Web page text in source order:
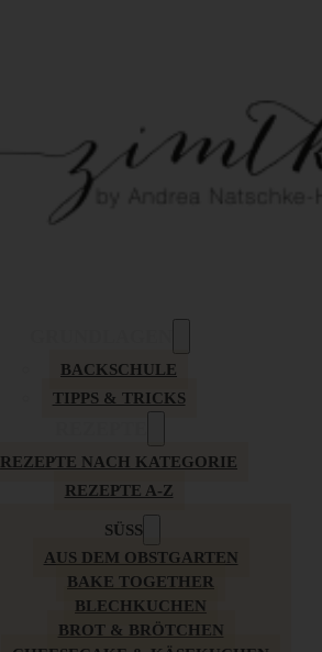
BACKSCHULE
TIPPS & TRICKS
REZEPTE NACH KATEGORIE
REZEPTE A-Z
SÜSS
AUS DEM OBSTGARTEN
BAKE TOGETHER
BLECHKUCHEN
BROT & BRÖTCHEN